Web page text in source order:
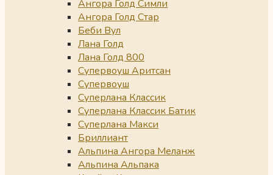
Ангора Голд Симли
Ангора Голд Стар
Беби Вул
Лана Голд
Лана Голд 800
Супервоуш Аритсан
Супервоуш
Суперлана Классик
Суперлана Классик Батик
Суперлана Макси
Бриллиант
Альпина Ангора Меланж
Альпина Альпака